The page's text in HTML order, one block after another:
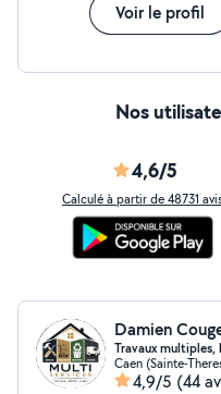
Voir le profil
Nos
4,6/5
Calculé à partir de 48731
Damien
Travaux multiples,
Caen (Sainte-
4,9/5 (44